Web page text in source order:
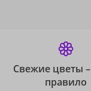
Свежие цветы
правило